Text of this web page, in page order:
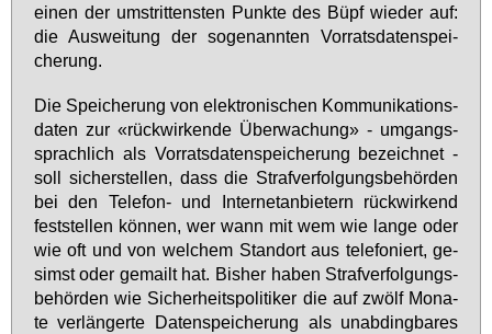
ei­nen der um­strit­tens­ten Punk­te des Büpf wie­der auf:
die Aus­wei­tung der so­ge­nann­ten Vor­rats­da­ten­spei­
che­rung.
Die Spei­che­rung von elek­tro­ni­schen Kom­mu­ni­ka­ti­ons­
da­ten zur «rück­wir­ken­de Über­wa­chung» - um­gangs­
sprach­lich als Vor­rats­da­ten­spei­che­rung be­zeich­net -
soll si­cher­stel­len, dass die Straf­ver­fol­gungs­be­hör­den
bei den Te­le­fon- und In­ter­net­an­bie­tern rück­wir­kend
fest­stel­len kön­nen, wer wann mit wem wie lan­ge oder
wie oft und von wel­chem Stand­ort aus te­le­fo­niert, ge­
simst oder ge­mailt hat. Bis­her ha­ben Straf­ver­fol­gungs­
be­hör­den wie Si­cher­heits­po­li­ti­ker die auf zwölf Mo­na­
te ver­län­ger­te Da­ten­spei­che­rung als un­ab­ding­ba­res